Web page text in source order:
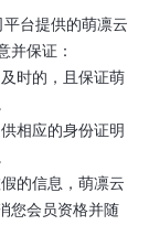
台提供的萌凛云
并保证：
时的，且保证萌
相应的身份证明
的信息，萌凛云
您会员资格并随